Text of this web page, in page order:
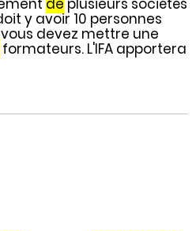
y avoir 10 personnes
devez mettre une
formateurs. L'IFA apportera